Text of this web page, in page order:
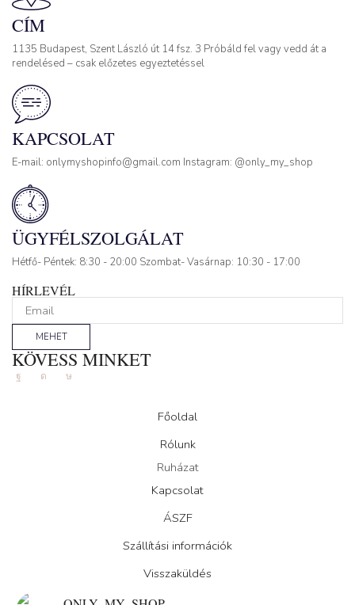
CÍM
1135 Budapest, Szent László út 14 fsz. 3 Próbáld fel vagy vedd át a
rendelésed – csak előzetes egyeztetéssel
KAPCSOLAT
E-mail: onlymyshopinfo@gmail.com Instagram: @only_my_shop
ÜGYFÉLSZOLGÁLAT
Hétfő- Péntek: 8:30 - 20:00 Szombat- Vasárnap: 10:30 - 17:00
HÍRLEVÉL
MEHET
KÖVESS MINKET
FacebookInstagram
Tik-
Főoldal
Rólunk
Ruházat
Kapcsolat
ÁSZF
Szállítási információk
Visszaküldés